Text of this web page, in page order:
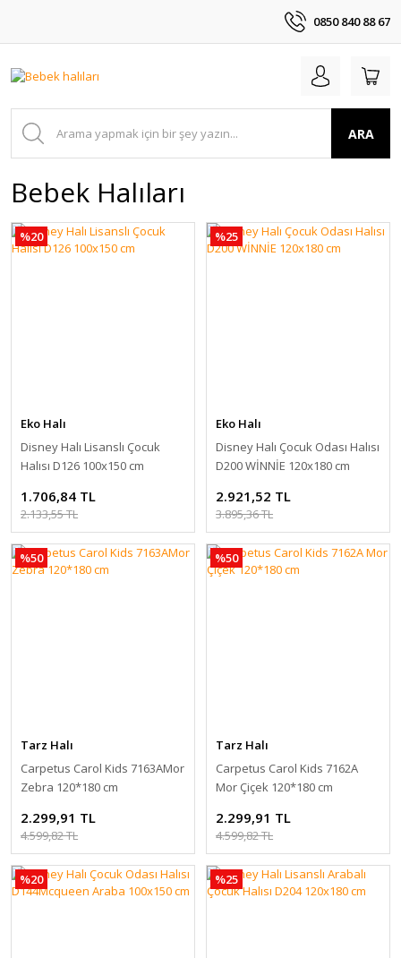
0850 840 88 67
ARA
Bebek Halıları
%20
Eko Halı
Disney Halı Lisanslı Çocuk
Halısı D126 100x150 cm
1.706,84 TL
2.133,55 TL
%25
Eko Halı
Disney Halı Çocuk Odası Halısı
D200 WİNNİE 120x180 cm
2.921,52 TL
3.895,36 TL
%50
Tarz Halı
Carpetus Carol Kids 7163AMor
Zebra 120*180 cm
2.299,91 TL
4.599,82 TL
%50
Tarz Halı
Carpetus Carol Kids 7162A
Mor Çiçek 120*180 cm
2.299,91 TL
4.599,82 TL
%20 %25